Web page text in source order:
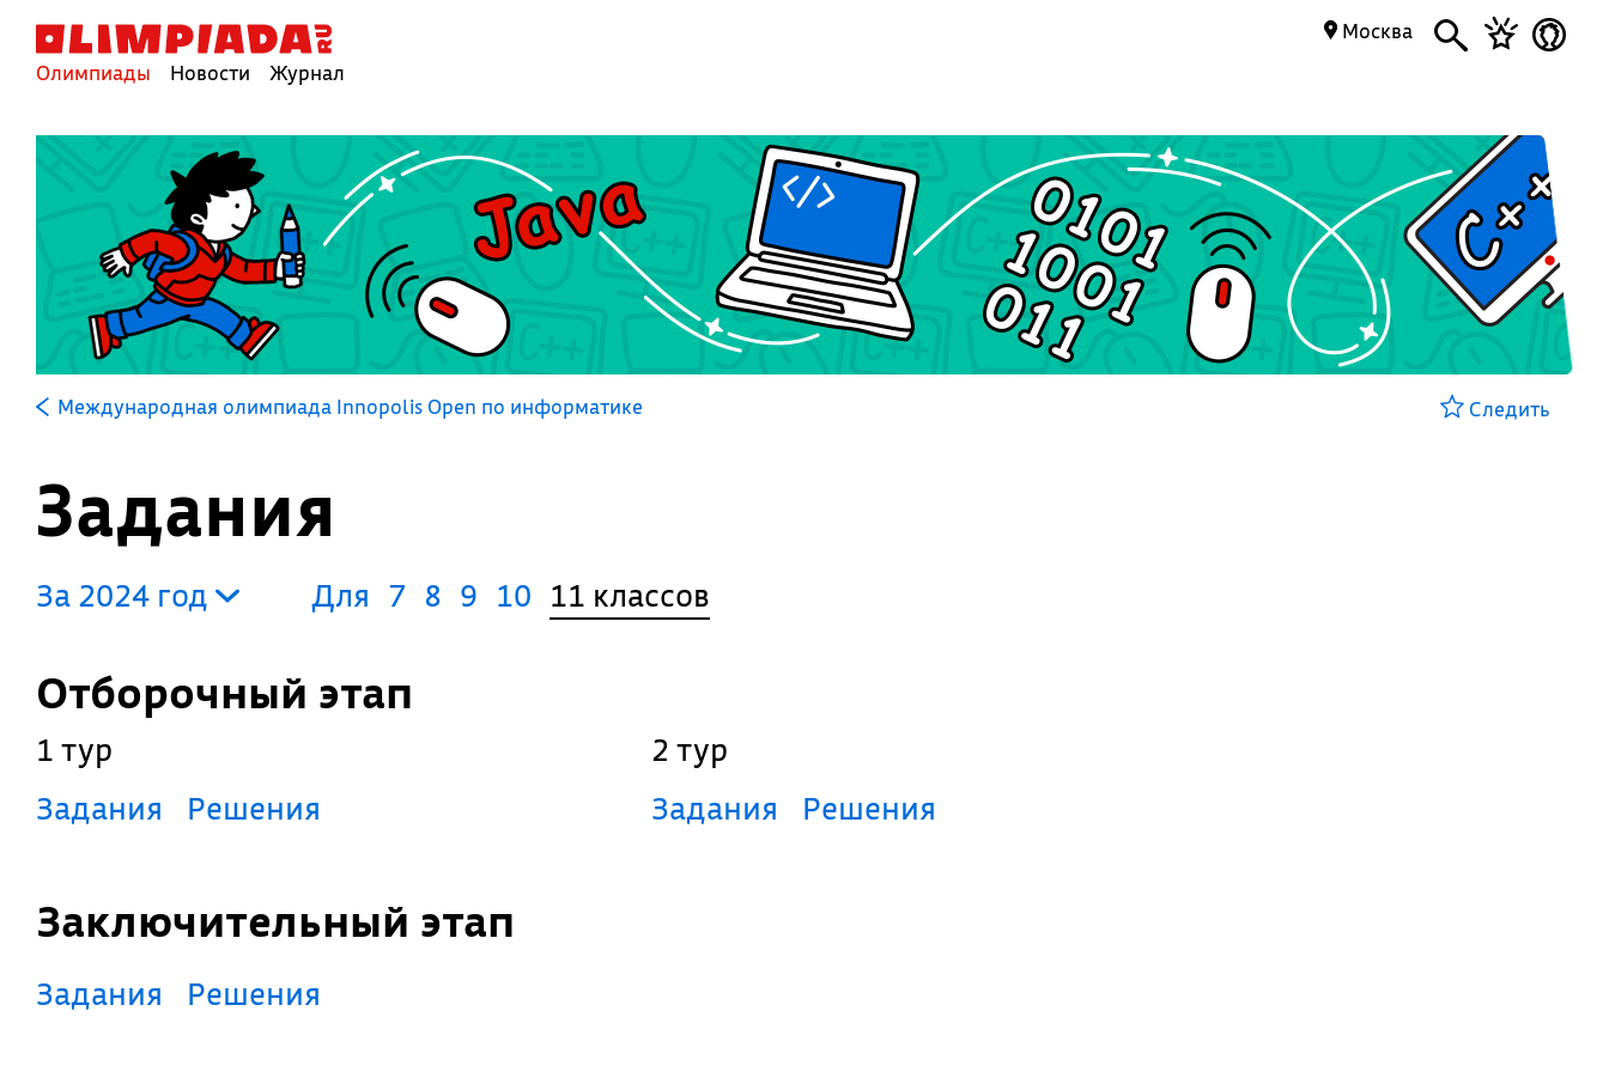
Олимпиады Новости Журнал
Москва
Международная олимпиада Innopolis Open по информатике Следить
Задания
За 2024 год Для 7 8 9 10 11 классов
Отборочный этап
1 тур
Задания
Решения
2 тур
Задания
Решения
Заключительный этап
Задания Решения